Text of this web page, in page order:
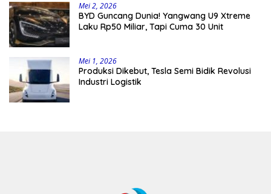
Mei 2, 2026
BYD Guncang Dunia! Yangwang U9 Xtreme
Laku Rp50 Miliar, Tapi Cuma 30 Unit
Mei 1, 2026
Produksi Dikebut, Tesla Semi Bidik Revolusi
Industri Logistik